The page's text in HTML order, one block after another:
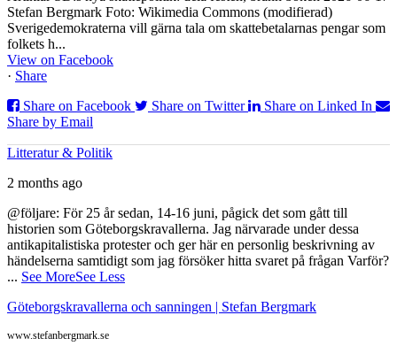
Stefan Bergmark Foto: Wikimedia Commons (modifierad)
Sverigedemokraterna vill gärna tala om skattebetalarnas pengar som
folkets h...
View on Facebook
· Share
Share on Facebook
Share on Twitter
Share on Linked In
Share by Email
Litteratur & Politik
2 months ago
@följare: För 25 år sedan, 14-16 juni, pågick det som gått till
historien som Göteborgskravallerna. Jag närvarade under dessa
antikapitalistiska protester och ger här en personlig beskrivning av
händelserna samtidigt som jag försöker hitta svaret på frågan Varför?
... See MoreSee Less
Göteborgskravallerna och sanningen | Stefan Bergmark
www.stefanbergmark.se